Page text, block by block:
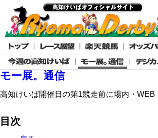
モー展。通信
高知けいば開催日の第1競走前に場内・
目次